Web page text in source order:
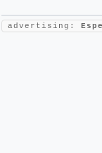
advertising: